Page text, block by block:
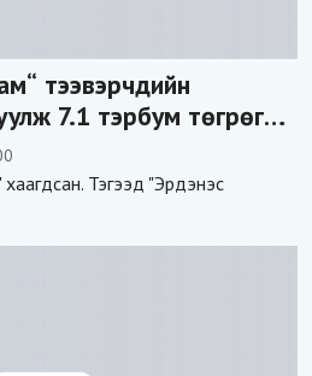
тээвэрчдийн
7.1 тэрбум төгрөг
Тэгээд "Эрдэнэс